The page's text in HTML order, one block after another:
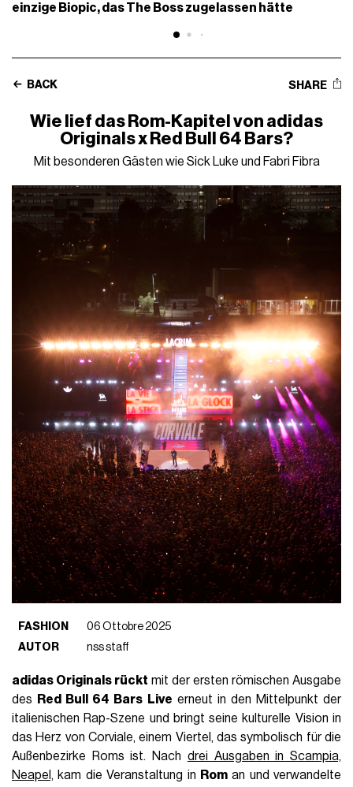
einzige Biopic, das The Boss zugelassen hätte
BACK SHARE
Wie lief das Rom-Kapitel von adidas
Originals x Red Bull 64 Bars?
Mit besonderen Gästen wie Sick Luke und Fabri Fibra
FASHION
06 Ottobre 2025
AUTOR
nss staff
adidas Originals rückt mit der ersten römischen Ausgabe
des
Red Bull 64 Bars Live erneut in den Mittelpunkt der
italienischen Rap-Szene und bringt seine kulturelle Vision in
das Herz von Corviale, einem Viertel, das symbolisch für die
Außenbezirke Roms ist. Nach drei Ausgaben in Scampia,
Neapel, kam die Veranstaltung in Roman und verwandelte